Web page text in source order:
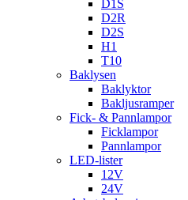
D1S
D2R
D2S
H1
T10
Baklysen
Baklyktor
Bakljusramper
Fick- & Pannlampor
Ficklampor
Pannlampor
LED-lister
12V
24V